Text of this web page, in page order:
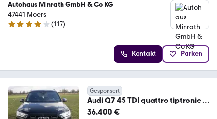
Autohaus Minrath GmbH & Co KG
47441 Moers
4.1 Sterne
(117)
Kontakt Parken
Gesponsert
Audi Q7 45 TDI quattro tiptronic S
line S line
36.400 €